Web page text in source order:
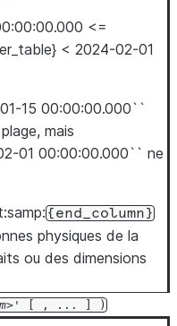
<=
< 2024-02-01
15 00:00:00.000``
mais
01 00:00:00.000`` ne
{end_column}
physiques de la
ou des dimensions
' , ... )